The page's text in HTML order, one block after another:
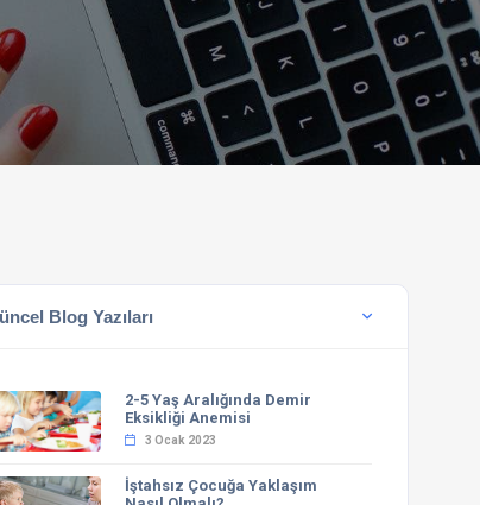
Blog Yazıları
2-5 Yaş Aralığında Demir
Eksikliği Anemisi
3 Ocak 2023
İştahsız Çocuğa Yaklaşım